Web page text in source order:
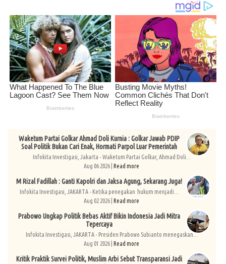
Waketum Partai Golkar Ahmad Doli Kurnia : Golkar Jawab PDIP
Soal Politik Bukan Cari Enak, Hormati Parpol Luar Pemerintah
Infokita Investigasi, Jakarta - Waketum Partai Golkar, Ahmad Doli...
Aug 06 2026 | Read more
M Rizal Fadillah : Ganti Kapolri dan Jaksa Agung, Sekarang Juga!
Infokita Investigasi, JAKARTA - Ketika penegakan hukum menjadi...
Aug 02 2026 | Read more
Prabowo Ungkap Politik Bebas Aktif Bikin Indonesia Jadi Mitra
Tepercaya
Infokita Investigasi, JAKARTA - Presiden Prabowo Subianto menegaskan...
Aug 01 2026 | Read more
Kritik Praktik Survei Politik, Muslim Arbi Sebut Transparansi Jadi